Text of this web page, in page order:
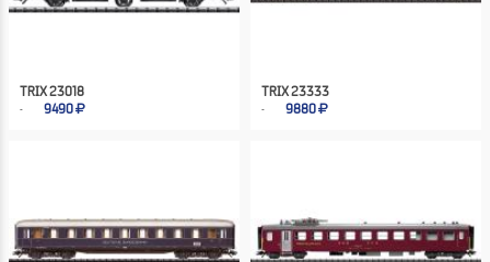
TRIX 23018
9490
TRIX 23333
9880